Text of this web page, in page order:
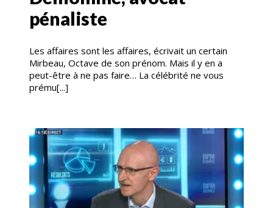
pénaliste
Les affaires sont les affaires, écrivait un certain
Mirbeau, Octave de son prénom. Mais il y en a
peut-être à ne pas faire… La célébrité ne vous
prému[...]